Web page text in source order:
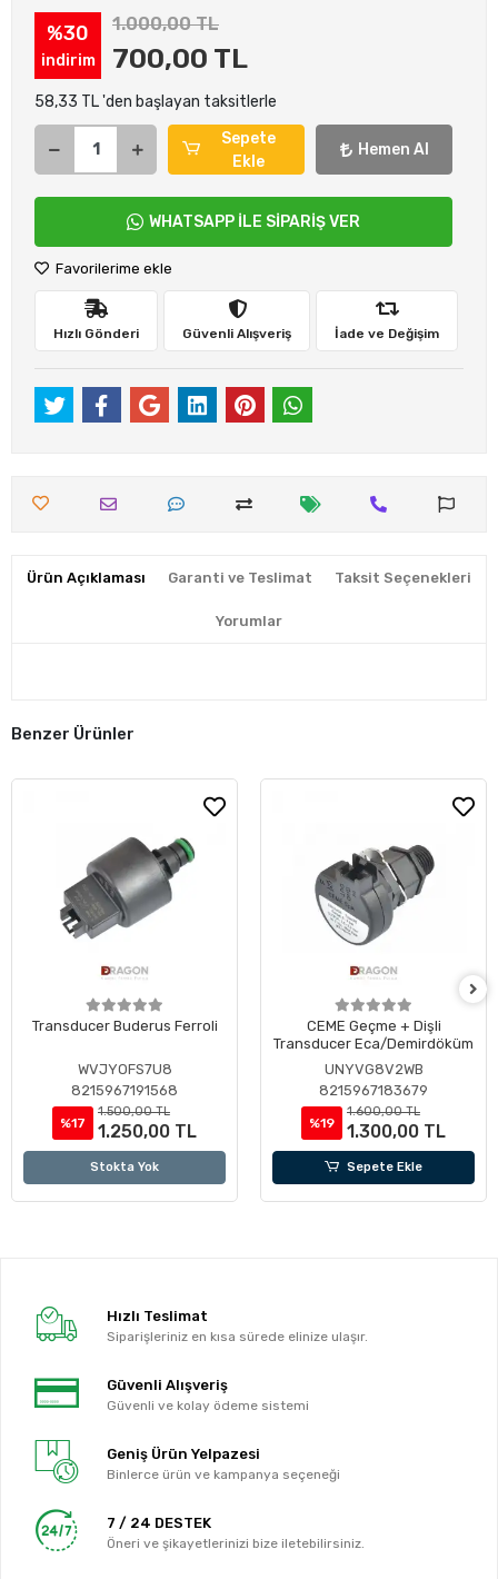
%30
indirim
1.000,00 TL
700,00 TL
58,33 TL 'den başlayan taksitlerle
Sepete
Ekle
Hemen Al
WHATSAPP İLE SİPARİŞ VER
Favorilerime ekle
Hızlı Gönderi Güvenli Alışveriş İade ve Değişim
Ürün Açıklaması Garanti ve Teslimat Taksit Seçenekleri
Yorumlar
Benzer Ürünler
Transducer Buderus Ferroli
WVJYOFS7U8
8215967191568
%17
1.500,00 TL
1.250,00 TL
Stokta Yok
CEME Geçme + Dişli
Transducer Eca/Demirdöküm
UNYVG8V2WB
8215967183679
%19
1.600,00 TL
1.300,00 TL
Sepete Ekle
Hızlı Teslimat
Siparişleriniz en kısa sürede elinize ulaşır.
Güvenli Alışveriş
Güvenli ve kolay ödeme sistemi
Geniş Ürün Yelpazesi
Binlerce ürün ve kampanya seçeneği
7 / 24 DESTEK
Öneri ve şikayetlerinizi bize iletebilirsiniz.